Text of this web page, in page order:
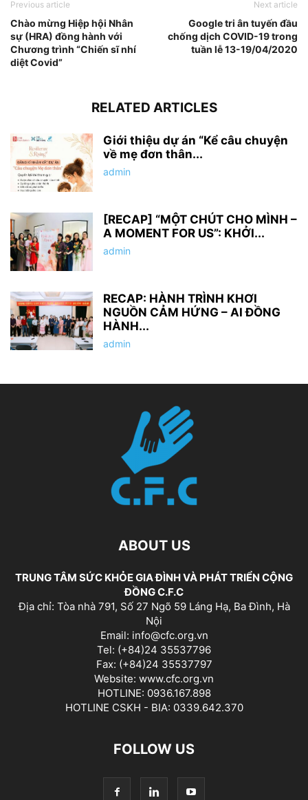
Previous article
Chào mừng Hiệp hội Nhân
sự (HRA) đồng hành với
Chương trình “Chiến sĩ nhí
diệt Covid”
Next article
Google tri ân tuyến đầu
chống dịch COVID-19 trong
tuần lễ 13-19/04/2020
RELATED ARTICLES
Giới thiệu dự án “Kể câu chuyện
về mẹ đơn thân...
admin
[RECAP] “MỘT CHÚT CHO MÌNH –
A MOMENT FOR US”: KHỞI...
admin
RECAP: HÀNH TRÌNH KHƠI
NGUỒN CẢM HỨNG – AI ĐỒNG
HÀNH...
admin
ABOUT US
TRUNG TÂM SỨC KHỎE GIA ĐÌNH VÀ PHÁT TRIỂN CỘNG
ĐỒNG C.F.C
Địa chỉ: Tòa nhà 791, Số 27 Ngõ 59 Láng Hạ, Ba Đình, Hà
Nội
Email: info@cfc.org.vn
Tel: (+84)24 35537796
Fax: (+84)24 35537797
Website: www.cfc.org.vn
HOTLINE: 0936.167.898
HOTLINE CSKH - BIA: 0339.642.370
FOLLOW US